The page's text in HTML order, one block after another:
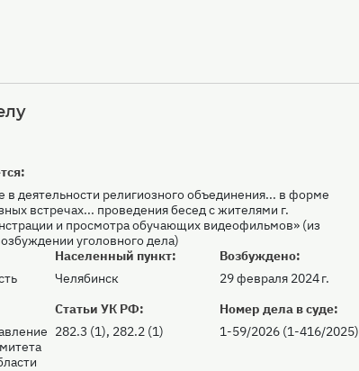
Населенный пункт:
Челябинск
в деятельности религиозного объединения... в форме
встречах... проведения бесед с жителями г.
и просмотра обучающих видеофильмов» (из
уголовного дела)
Возбуждено:
29 февраля 2024 г.
Статьи УК РФ:
282.3 (1), 282.2 (1)
Номер дела в суде:
1-59/2026 (1-416/2025)